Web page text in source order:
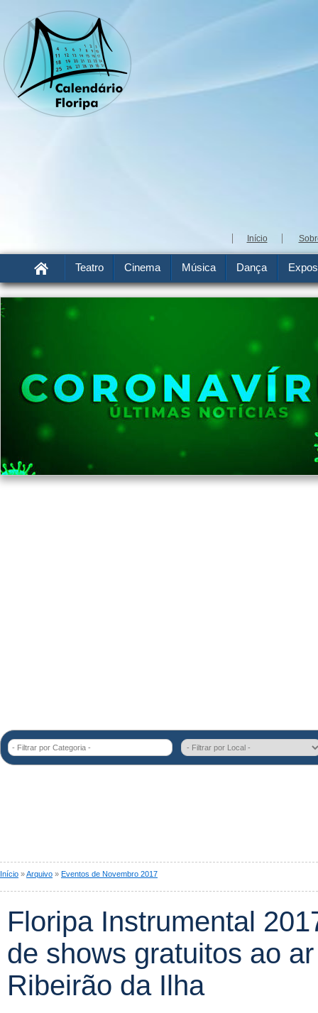
Início
Teatro Cinema Música Dança
- Filtrar por Categoria -
Início »Arquivo » Eventos de Novembro 2017
Floripa Instrumental
de shows gratuitos ao
Ribeirão da Ilha